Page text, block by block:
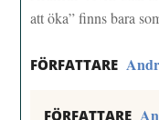
att öka” finns bara
FÖRFATTARE
FÖRFATTARE